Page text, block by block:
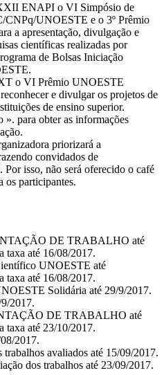
ENAPI o VI Simpósio de
UNOESTE e o 3º Prêmio
a apresentação, divulgação e
científicas realizadas por
de Bolsas Iniciação
o VI Prêmio UNOESTE
e divulgar os projetos de
de ensino superior.
». para obter as informações
priorizará a
convidados de
Por isso, não será oferecido o café
os participantes.
DE TRABALHO até
taxa até 16/08/2017.
UNOESTE até
taxa até 16/08/2017.
Solidária até 29/9/2017.
2017.
DE TRABALHO até
taxa até 23/10/2017.
2017.
avaliados até 15/09/2017.
dos trabalhos até 23/09/2017.